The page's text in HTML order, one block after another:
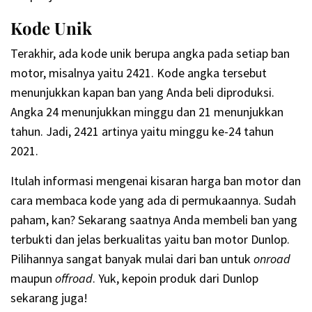
Kode Unik
Terakhir, ada kode unik berupa angka pada setiap ban
motor, misalnya yaitu 2421. Kode angka tersebut
menunjukkan kapan ban yang Anda beli diproduksi.
Angka 24 menunjukkan minggu dan 21 menunjukkan
tahun. Jadi, 2421 artinya yaitu minggu ke-24 tahun
2021.
Itulah informasi mengenai kisaran harga ban motor dan
cara membaca kode yang ada di permukaannya. Sudah
paham, kan? Sekarang saatnya Anda membeli ban yang
terbukti dan jelas berkualitas yaitu ban motor Dunlop.
Pilihannya sangat banyak mulai dari ban untukonroad
maupun offroad. Yuk, kepoin produk dari Dunlop
sekarang juga!